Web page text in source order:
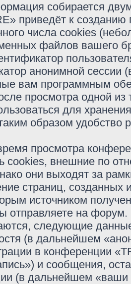
собирается
приведёт к
числа cookies
файлов вашего
анонимной сессии
вам программным
просмотра одной
для
образом удобство
просмотра
cookies, внешние по
они выходят за
страниц,
источником
отправляете на
следующие
(в дальнейшем
в конференции
и сообщения,
(в дальнейшем